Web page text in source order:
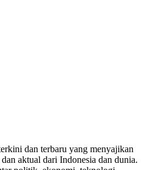
dan terbaru yang menyajikan
aktual dari Indonesia dan dunia.